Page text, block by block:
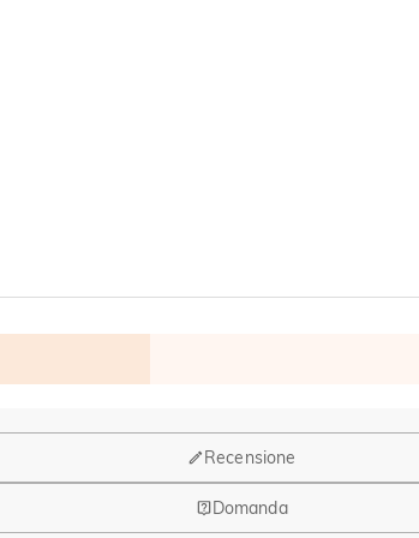
Recensione
Domanda
produzione hanno la sede a Hong Kong.